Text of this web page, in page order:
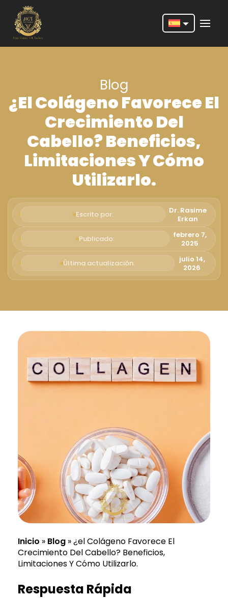
Deutsch
Português
Español
Türkçe
Română
Русский
Български
Svenska
Blog
¿el Colágeno Favorece El
Crecimiento Del
Cabello? Beneficios,
Limitaciones Y Cómo
Utilizarlo.
Escrito por:
Dr. Rasime
Erkan
Publicado:
febrero 7,
2025
Última actualización:
julio 14,
2026
Inicio » Blog »¿el Colágeno Favorece El
Crecimiento Del Cabello? Beneficios,
Limitaciones Y Cómo Utilizarlo.
Respuesta Rápida